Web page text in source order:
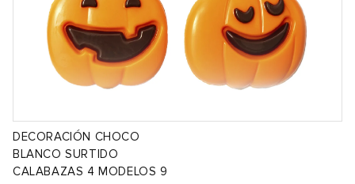
DECORACIÓN CHOCO
BLANCO SURTIDO
CALABAZAS 4 MODELOS 9